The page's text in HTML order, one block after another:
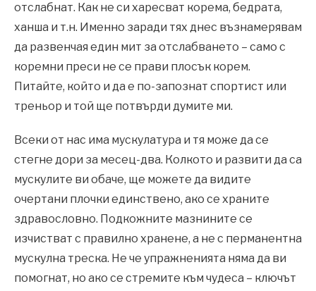
отслабнат. Как не си харесват корема, бедрата,
ханша и т.н. Именно заради тях днес възнамерявам
да развенчая един мит за отслабването – само с
коремни преси не се прави плосък корем.
Питайте, който и да е по-запознат спортист или
треньор и той ще потвърди думите ми.
Всеки от нас има мускулатура и тя може да се
стегне дори за месец-два. Колкото и развити да са
мускулите ви обаче, ще можете да видите
очертани плочки единствено, ако се храните
здравословно. Подкожните мазнините се
изчистват с правилно хранене, а не с перманентна
мускулна треска. Не че упражненията няма да ви
помогнат, но ако се стремите към чудеса – ключът